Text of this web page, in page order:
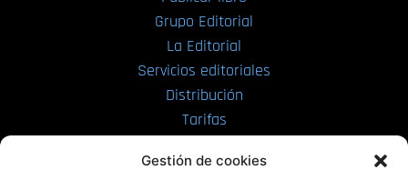
Gestión de cookies
Grupo Editorial
La Editorial
Servicios editoriales
Distribución
Tarifas